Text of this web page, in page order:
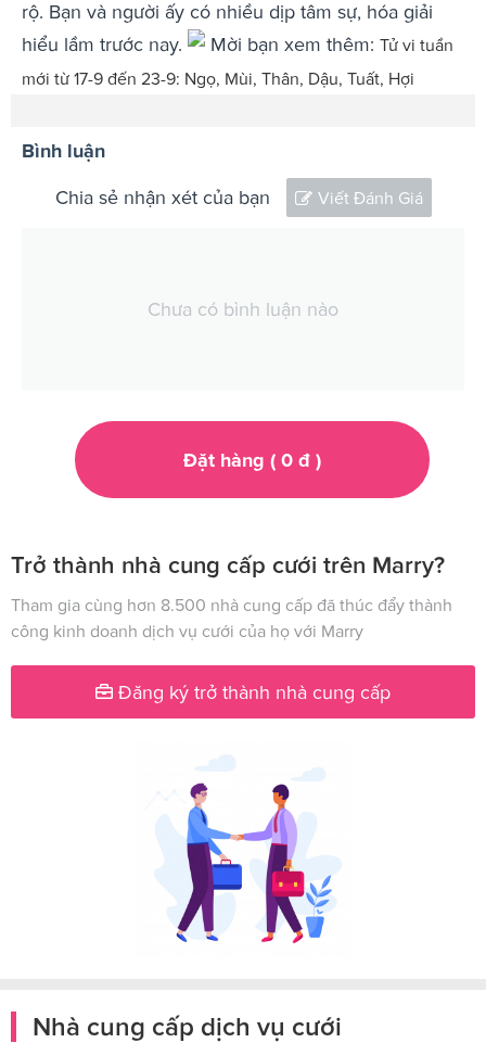
rộ. Bạn và người ấy có nhiều dịp tâm sự, hóa giải
hiểu lầm trước nay.
Mời bạn xem thêm: Tử vi tuần
mới từ 17-9 đến 23-9: Ngọ, Mùi, Thân, Dậu, Tuất, Hợi
Bình luận
Chia sẻ nhận xét của bạn Viết Đánh Giá
Chưa có bình luận nào
Đặt hàng ( 0đ )
Trở thành nhà cung cấp cưới trên Marry?
Tham gia cùng hơn 8.500 nhà cung cấp đã thúc đẩy thành
công kinh doanh dịch vụ cưới của họ với Marry
Đăng ký trở thành nhà cung cấp
Nhà cung cấp dịch vụ cưới